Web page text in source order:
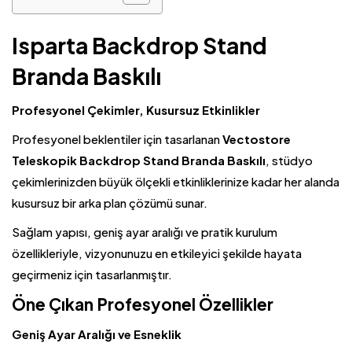
Isparta Backdrop Stand
Branda Baskılı
Profesyonel Çekimler, Kusursuz Etkinlikler
Profesyonel beklentiler için tasarlananVectostore
Teleskopik Backdrop Stand Branda Baskılı, stüdyo
çekimlerinizden büyük ölçekli etkinliklerinize kadar her alanda
kusursuz bir arka plan çözümü sunar.
Sağlam yapısı, geniş ayar aralığı ve pratik kurulum
özellikleriyle, vizyonunuzu en etkileyici şekilde hayata
geçirmeniz için tasarlanmıştır.
Öne Çıkan Profesyonel Özellikler
Geniş Ayar Aralığı ve Esneklik